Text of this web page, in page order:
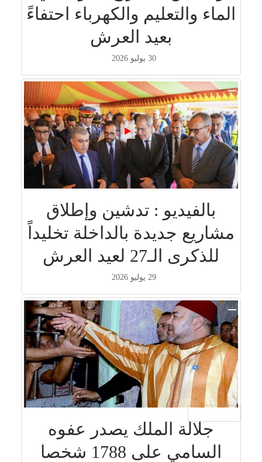
الماء والتعليم والكهرباء احتفاءً
بعيد العرش
30 يوليو 2026
بالفيديو : تدشين وإطلاق
مشاريع جديدة بالداخلة تخليداً
للذكرى الـ27 لعيد العرش
29 يوليو 2026
جلالة الملك يصدر عفوه
السامي على 1788 شخصا